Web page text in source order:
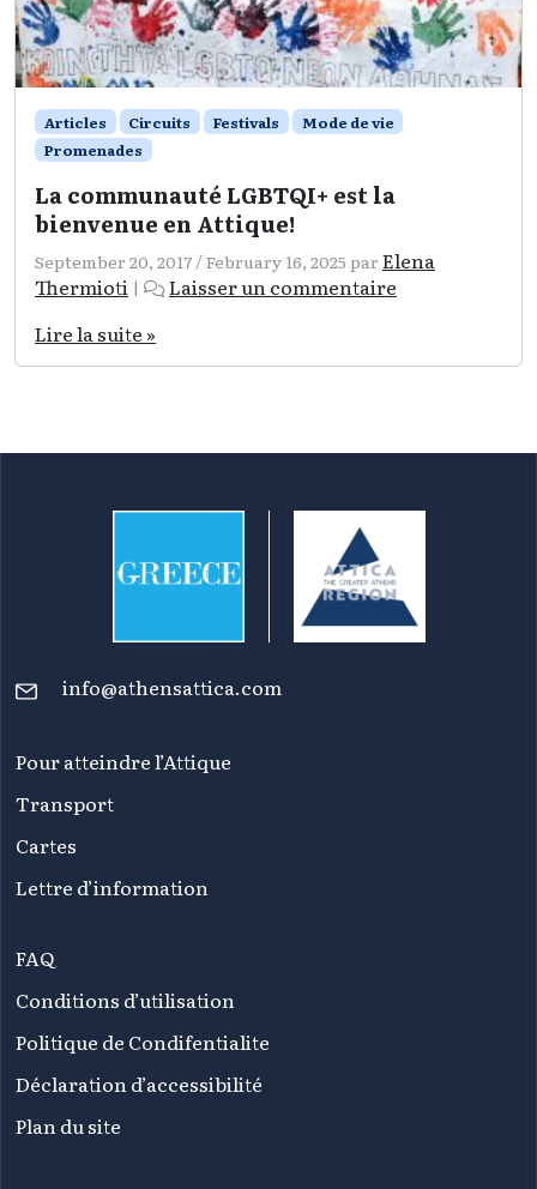
Articles Circuits Festivals
Mode de vie
Promenades
La communauté LGBTQI+ est la
bienvenue en Attique!
September 20, 2017 /February 16, 2025 par Elena
Thermioti |
Laisser un commentaire
Lire la suite »
info@athensattica.com
Pour atteindre l’Attique
Transport
Cartes
Lettre d’information
FAQ
Conditions d’utilisation
Politique de Condifentialite
Déclaration d’accessibilité
Plan du site